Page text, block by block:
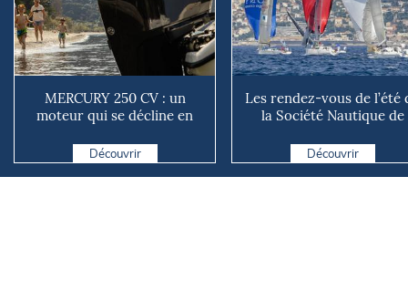
MERCURY 250 CV : un
moteur qui se décline en
Découvrir
Les rendez-vous de l’été
la Société Nautique de
Découvrir